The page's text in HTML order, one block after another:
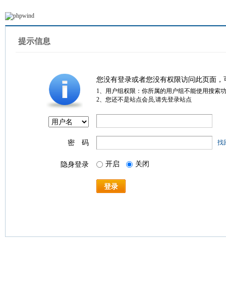
提示信息
您没有登录或者您没有权限访问此页面
1、用户组权限：你所属的用户组不能使用搜索
2、您还不是站点会员,请先登录站点
密 码 找
隐身登录 开启 关闭
登录